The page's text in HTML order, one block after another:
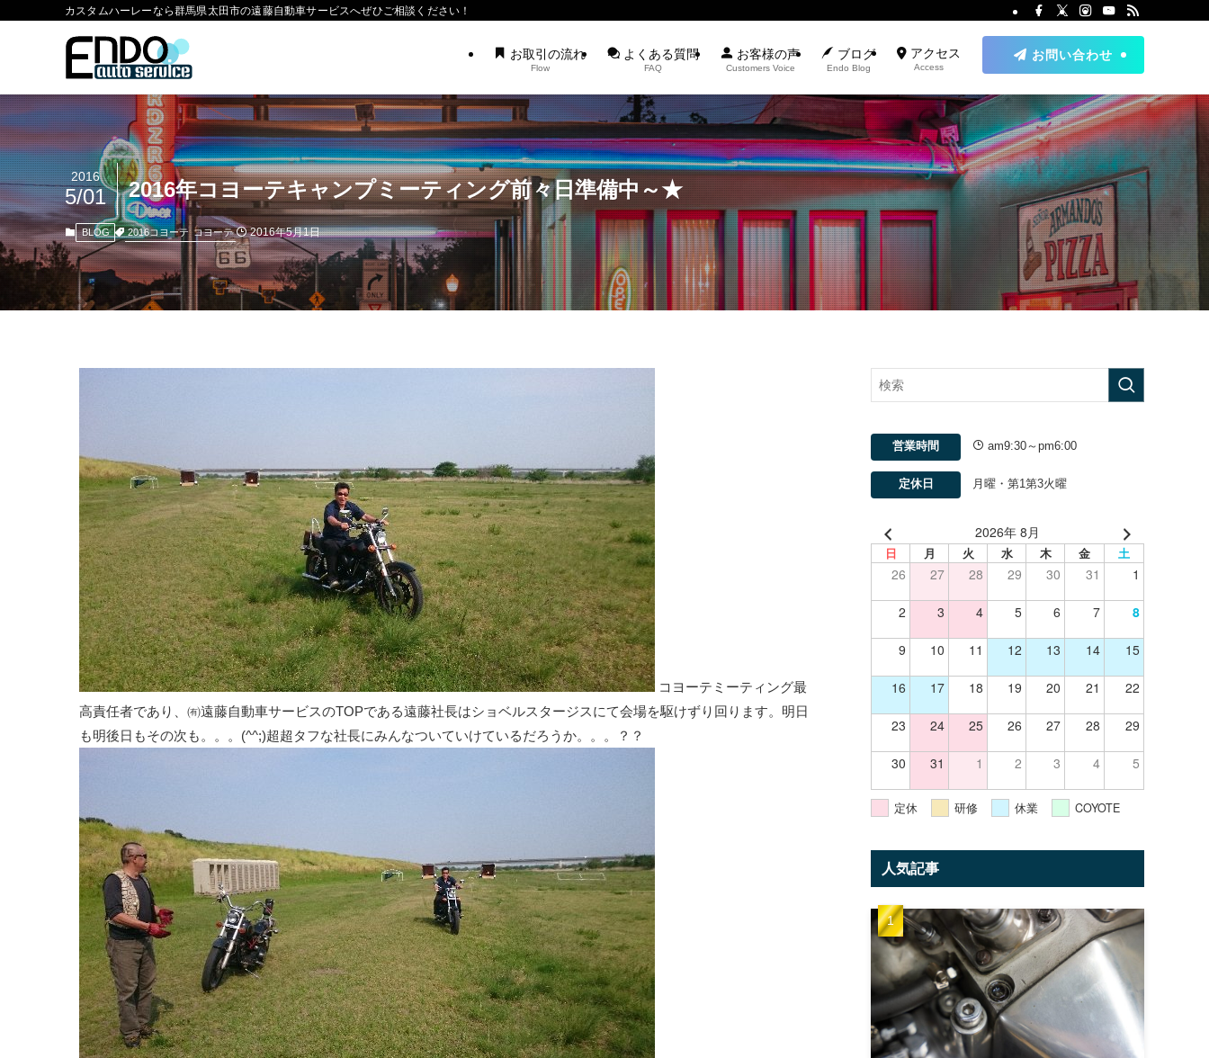
カスタムハーレーなら群馬県太田市の遠藤自動車サービスへぜひご相談ください！
お取引の流れ
Flow
よくある質問
FAQ
お客様の声
Customers Voice
ブログ
Endo Blog
アクセス
Access
お問い合わせ
2016年コヨーテキャンプミーティング前々日準備中～★
2016
5/01
BLOG 2016コヨーテ コヨーテ 2016年5月1日
コヨーテミーティング最
高責任者であり、㈲遠藤自動車サービスのTOPである遠藤社長はショベルスタージスにて会場を駆けずり回ります。明日
も明後日もその次も。。。(^^;)超超タフな社長にみんなついていけているだろうか。。。？？
営業時間 am9:30～pm6:00
定休日 月曜・第1第3火曜
2026年 8月
日 月 火 水 木 金 土
26 27 28 29 30 31 1
2 3 4 5 6 7 8
9 10 11 12 13 14 15
16 17 18 19 20 21 22
23 24 25 26 27 28 29
30 31 1 2 3 4 5
定休 研修 休業 COYOTE
人気記事